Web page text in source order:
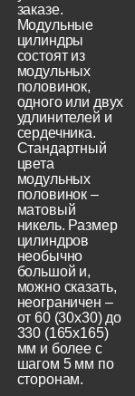
заказе.
Модульные
цилиндры
состоят из
модульных
половинок,
одного или двух
удлинителей и
сердечника.
Стандартный
цвета
модульных
половинок –
матовый
никель. Размер
цилиндров
необычно
большой и,
можно сказать,
неограничен –
от 60 (30x30) до
330 (165х165)
мм и более с
шагом 5 мм по
сторонам.